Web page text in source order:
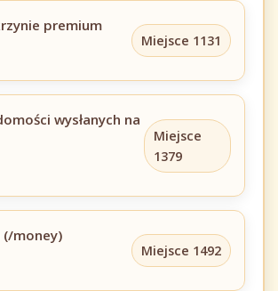
premium
Miejsce 1131
wysłanych na
Miejsce
1379
money)
Miejsce 1492